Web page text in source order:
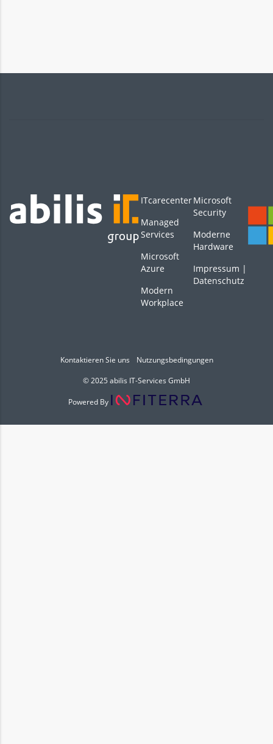
ITcarecenter
Managed
Services
Microsoft
Azure
Modern
Workplace
Microsoft
Security
Moderne
Hardware
Impressum |
Datenschutz
Kontaktieren Sie uns
Nutzungsbedingungen
© 2025 abilis IT-Services GmbH
Powered By